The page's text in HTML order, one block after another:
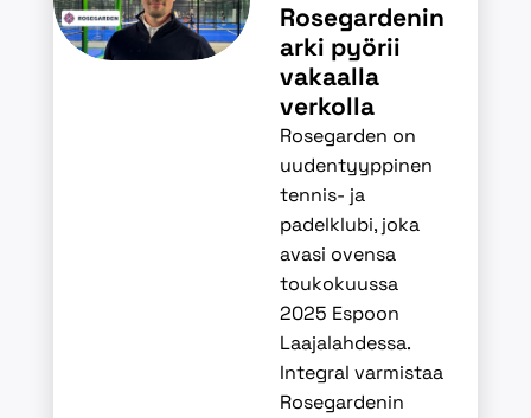
Rosegardenin
arki pyörii
vakaalla
verkolla
Rosegarden on
uudentyyppinen
tennis- ja
padelklubi, joka
avasi ovensa
toukokuussa
2025 Espoon
Laajalahdessa.
Integral varmistaa
Rosegardenin